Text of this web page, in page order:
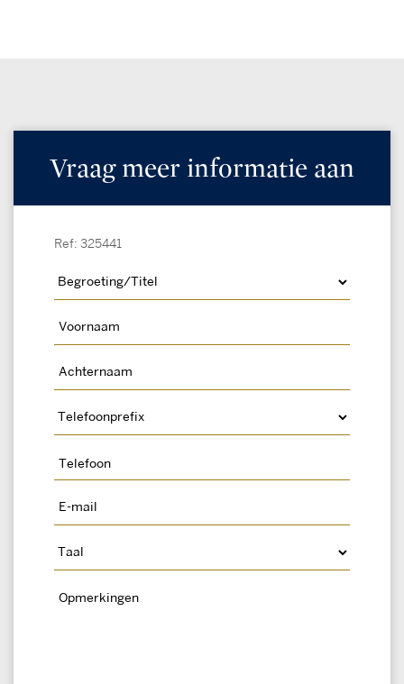
Vraag meer informatie aan
Ref: 325441